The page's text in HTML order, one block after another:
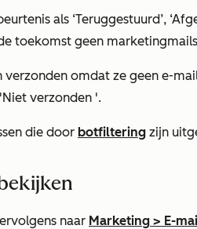
als ‘Teruggestuurd’,
toekomst geen
omdat ze geen e-
verzonden '.
die door botfiltering zijn
naar Marketing > E-